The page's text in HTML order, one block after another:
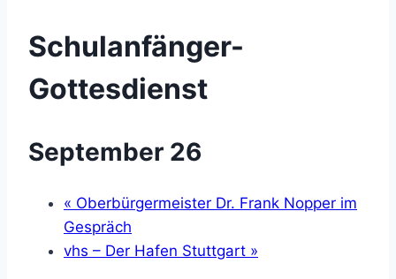
Schulanfänger-
Gottesdienst
September 26
« Oberbürgermeister Dr. Frank Nopper im
Gespräch
vhs – Der Hafen Stuttgart »